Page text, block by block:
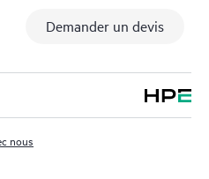
Demander un devis
nous